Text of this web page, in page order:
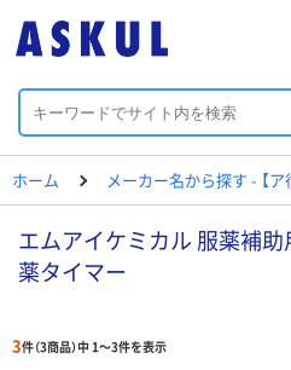
ホーム メーカー名から探す - 【ア
エムアイケミカル 服薬補
薬タイマー
3件（3商品）中 1～3件を表示